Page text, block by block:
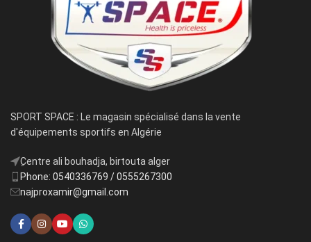
SPORT SPACE : Le magasin spécialisé dans la vente
d'équipements sportifs en Algérie
ِCentre ali bouhadja, birtouta alger
Phone: 0540336769 / 0555267300
najproxamir@gmail.com